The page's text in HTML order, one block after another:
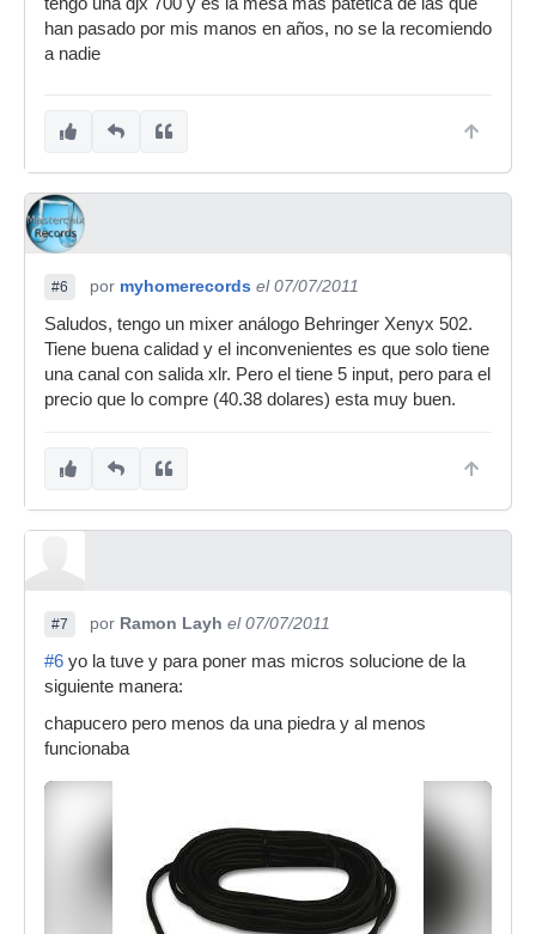
han pasado por mis manos en años, no se la recomiendo
a nadie
#6 por myhomerecords el 07/07/2011
Saludos, tengo un mixer análogo Behringer Xenyx 502.
Tiene buena calidad y el inconvenientes es que solo tiene
una canal con salida xlr. Pero el tiene 5 input, pero para el
precio que lo compre (40.38 dolares) esta muy buen.
#7 por Ramon Layh el 07/07/2011
#6 yo la tuve y para poner mas micros solucione de la
siguiente manera:
chapucero pero menos da una piedra y al menos
funcionaba